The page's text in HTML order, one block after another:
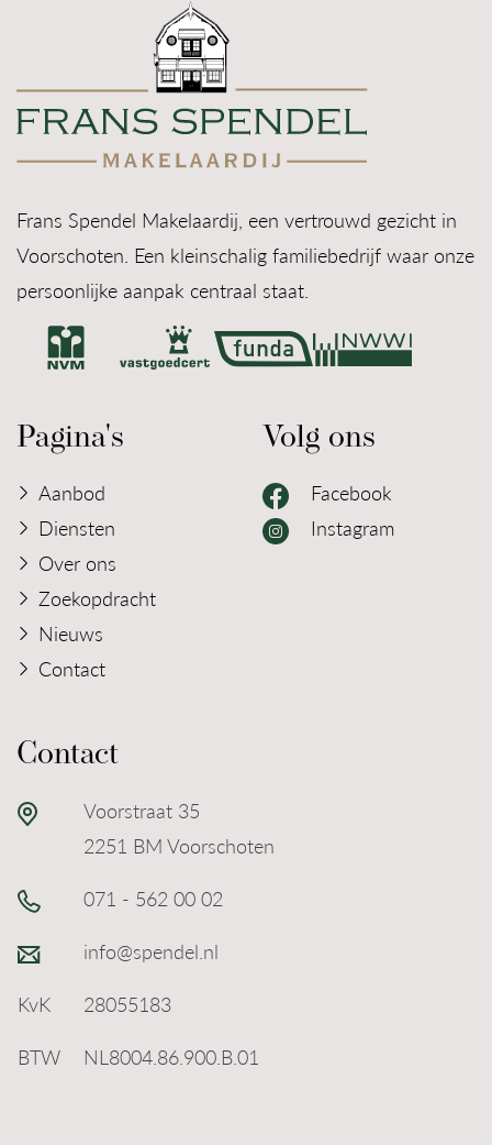
Frans Spendel Makelaardij, een vertrouwd gezicht in
Voorschoten. Een kleinschalig familiebedrijf waar onze
persoonlijke aanpak centraal staat.
Pagina's
Aanbod
Diensten
Over ons
Zoekopdracht
Nieuws
Contact
Volg ons
Facebook
Instagram
Contact
Voorstraat 35
2251 BM Voorschoten
071 - 562 00 02
info@spendel.nl
KvK
28055183
BTW
NL8004.86.900.B.01